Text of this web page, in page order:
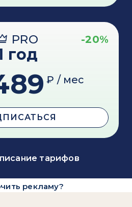
PRO -20%
год
₽ / мес
тарифов
рекламу?